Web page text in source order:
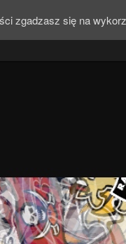
zgadzasz się na